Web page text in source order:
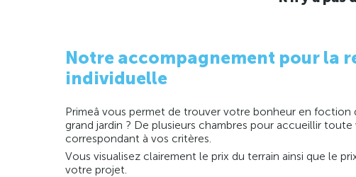
Notre accompagnement pour la
individuelle
Primeâ vous permet de trouver votre bonheur en
grand jardin ? De plusieurs chambres pour accueillir
correspondant à vos critères.
Vous visualisez clairement le prix du terrain ainsi que le
votre projet.